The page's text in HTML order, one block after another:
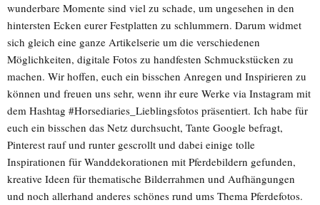
wunderbare Momente sind viel zu schade, um ungesehen in den
hintersten Ecken eurer Festplatten zu schlummern. Darum widmet
sich gleich eine ganze Artikelserie um die verschiedenen
Möglichkeiten, digitale Fotos zu handfesten Schmuckstücken zu
machen. Wir hoffen, euch ein bisschen Anregen und Inspirieren zu
können und freuen uns sehr, wenn ihr eure Werke via Instagram mit
dem Hashtag #Horsediaries_Lieblingsfotos präsentiert. Ich habe für
euch ein bisschen das Netz durchsucht, Tante Google befragt,
Pinterest rauf und runter gescrollt und dabei einige tolle
Inspirationen für Wanddekorationen mit Pferdebildern gefunden,
kreative Ideen für thematische Bilderrahmen und Aufhängungen
und noch allerhand anderes schönes rund ums Thema Pferdefotos.